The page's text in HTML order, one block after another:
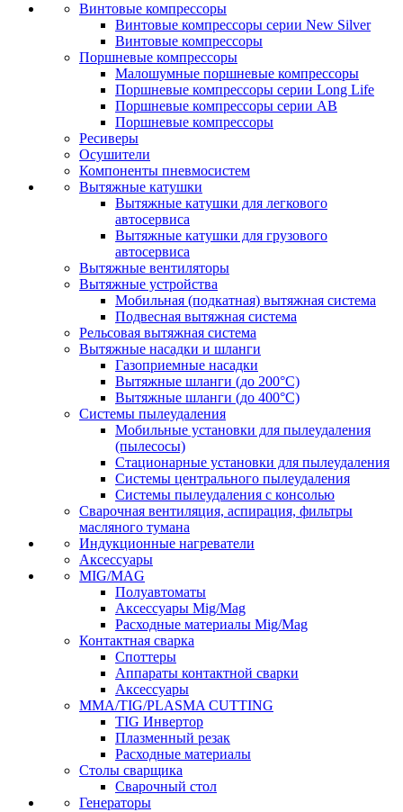
Винтовые компрессоры
Винтовые компрессоры серии New Silver
Винтовые компрессоры
Поршневые компрессоры
Малошумные поршневые компрессоры
Поршневые компрессоры серии Long Life
Поршневые компрессоры серии AB
Поршневые компрессоры
Ресиверы
Осушители
Компоненты пневмосистем
Вытяжные катушки
Вытяжные катушки для легкового
автосервиса
Вытяжные катушки для грузового
автосервиса
Вытяжные вентиляторы
Вытяжные устройства
Мобильная (подкатная) вытяжная система
Подвесная вытяжная система
Рельсовая вытяжная система
Вытяжные насадки и шланги
Газоприемные насадки
Вытяжные шланги (до 200°C)
Вытяжные шланги (до 400°C)
Системы пылеудаления
Мобильные установки для пылеудаления
(пылесосы)
Стационарные установки для пылеудаления
Системы центрального пылеудаления
Системы пылеудаления с консолью
Сварочная вентиляция, аспирация, фильтры
масляного тумана
Индукционные нагреватели
Аксессуары
MIG/MAG
Полуавтоматы
Аксессуары Mig/Mag
Расходные материалы Mig/Mag
Контактная сварка
Споттеры
Аппараты контактной сварки
Аксессуары
MMA/TIG/PLASMA CUTTING
TIG Инвертор
Плазменный резак
Расходные материалы
Столы сварщика
Сварочный стол
Генераторы